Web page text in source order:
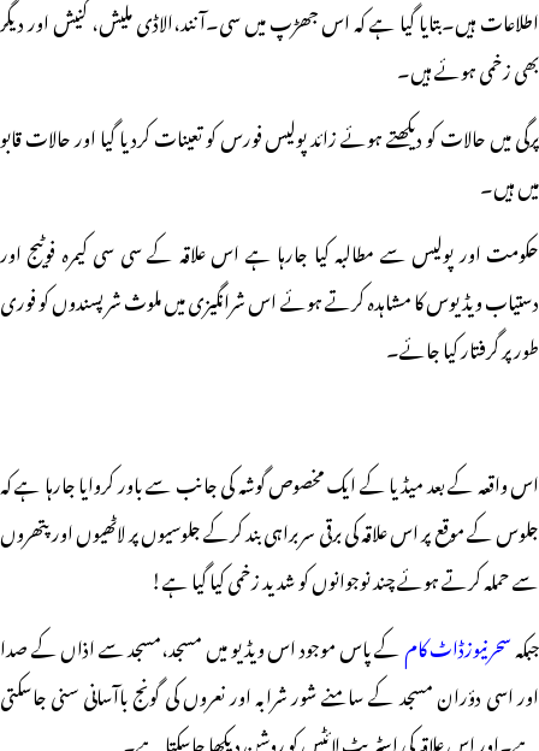
اطلاعات ہیں۔بتایا گیا ہے کہ اس جھڑپ میں سی۔آنند،الاڈی ملیش، گنیش اور دیگر
بھی زخمی ہوئے ہیں۔
پرگی میں حالات کو دیکھتے ہوئے زائد پولیس فورس کو تعینات کردیا گیا اور حالات قابو
میں ہیں۔
حکومت اور پولیس سے مطالبہ کیا جارہا ہے اس علاقہ کے سی سی کیمرہ فوٹیج اور
دستیاب ویڈیوس کا مشاہدہ کرتے ہوئے اس شرانگیزی میں ملوث شرپسندوں کو فوری
طور پر گرفتار کیا جائے۔
اس واقعہ کے بعد میڈیا کے ایک مخصوص گوشہ کی جانب سے باور کروایا جارہا ہے کہ
جلوس کے موقع پر اس علاقہ کی برقی سربراہی بند کرکے جلوسیوں پر لاٹھیوں اور پتھروں
سے حملہ کرتے ہوئے چند نوجوانوں کو شدید زخمی کیا گیا ہے!
جبکہسحرنیوزڈاٹ کامکے پاس موجود اس ویڈیو میں مسجد،مسجد سے اذاں کے صدا
اور اسی دؤران مسجد کے سامنے شور شرابہ اور نعروں کی گونج باآسانی سنی جاسکتی
ہے۔اور اس علاقہ کی اسٹریٹ لائٹس کو روشن دیکھا جاسکتا ہے۔